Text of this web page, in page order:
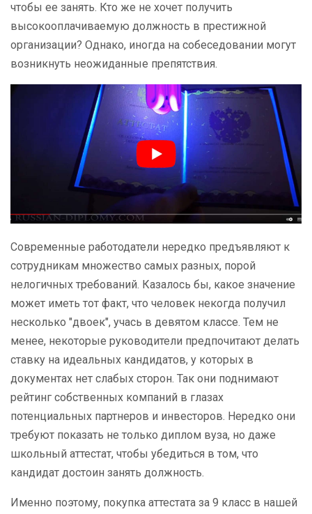
чтобы ее занять. Кто же не хочет получить
высокооплачиваемую должность в престижной
организации? Однако, иногда на собеседовании могут
возникнуть неожиданные препятствия.
Современные работодатели нередко предъявляют к
сотрудникам множество самых разных, порой
нелогичных требований. Казалось бы, какое значение
может иметь тот факт, что человек некогда получил
несколько "двоек", учась в девятом классе. Тем не
менее, некоторые руководители предпочитают делать
ставку на идеальных кандидатов, у которых в
документах нет слабых сторон. Так они поднимают
рейтинг собственных компаний в глазах
потенциальных партнеров и инвесторов. Нередко они
требуют показать не только диплом вуза, но даже
школьный аттестат, чтобы убедиться в том, что
кандидат достоин занять должность.
Именно поэтому, покупка аттестата за 9 класс в нашей